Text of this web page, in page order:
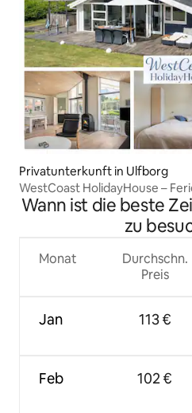
Privatunterkunft in Ulfborg
WestCoast HolidayHouse –
Wann ist die beste
zu
Monat
Jan
Feb
Durchschn.
Preis
113 €
102 €